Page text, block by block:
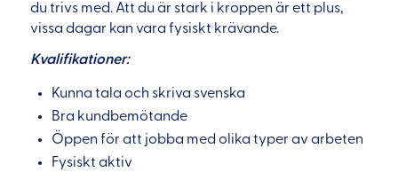
du trivs med. Att du är stark i kroppen är ett plus,
vissa dagar kan vara fysiskt krävande.
Kvalifikationer:
Kunna tala och skriva svenska
Bra kundbemötande
Öppen för att jobba med olika typer av arbeten
Fysiskt aktiv